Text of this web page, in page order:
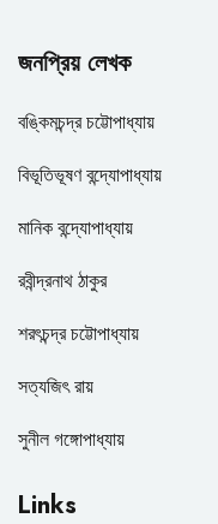
জনপ্রিয় লেখক
বঙ্কিমচন্দ্র চট্টোপাধ্যায়
বিভূতিভূষণ বন্দ্যোপাধ্যায়
মানিক বন্দ্যোপাধ্যায়
রবীন্দ্রনাথ ঠাকুর
শরৎচন্দ্র চট্টোপাধ্যায়
সত্যজিৎ রায়
সুনীল গঙ্গোপাধ্যায়
Links